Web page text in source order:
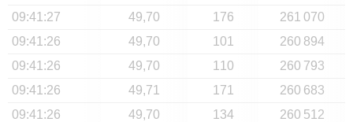
09:41:27
49,70 176
261 070
09:41:26
49,70 101
260 894
09:41:26
49,70 110
260 793
09:41:26
49,71 171
260 683
09:41:26
49,70 134
260 512